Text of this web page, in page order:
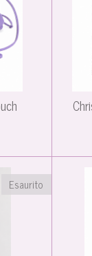
Esaurito